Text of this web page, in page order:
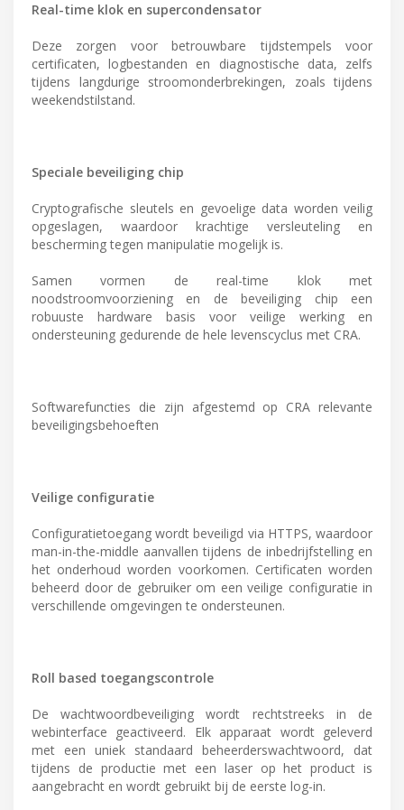
Real-time klok en supercondensator
Deze zorgen voor betrouwbare tijdstempels voor
certificaten, logbestanden en diagnostische data, zelfs
tijdens langdurige stroomonderbrekingen, zoals tijdens
weekendstilstand.
Speciale beveiliging chip
Cryptografische sleutels en gevoelige data worden veilig
opgeslagen, waardoor krachtige versleuteling en
bescherming tegen manipulatie mogelijk is.
Samen vormen de real-time klok met
noodstroomvoorziening en de beveiliging chip een
robuuste hardware basis voor veilige werking en
ondersteuning gedurende de hele levenscyclus met CRA.
Softwarefuncties die zijn afgestemd op CRA relevante
beveiligingsbehoeften
Veilige configuratie
Configuratietoegang wordt beveiligd via HTTPS, waardoor
man-in-the-middle aanvallen tijdens de inbedrijfstelling en
het onderhoud worden voorkomen. Certificaten worden
beheerd door de gebruiker om een veilige configuratie in
verschillende omgevingen te ondersteunen.
Roll based toegangscontrole
De wachtwoordbeveiliging wordt rechtstreeks in de
webinterface geactiveerd. Elk apparaat wordt geleverd
met een uniek standaard beheerderswachtwoord, dat
tijdens de productie met een laser op het product is
aangebracht en wordt gebruikt bij de eerste log-in.